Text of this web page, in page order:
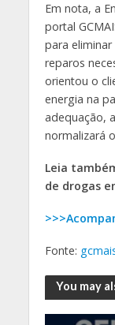
Em nota, a
portal
para
reparos
orientou o
energia na
adequação,
normalizará
Leia
de drogas
Fonte:
You may